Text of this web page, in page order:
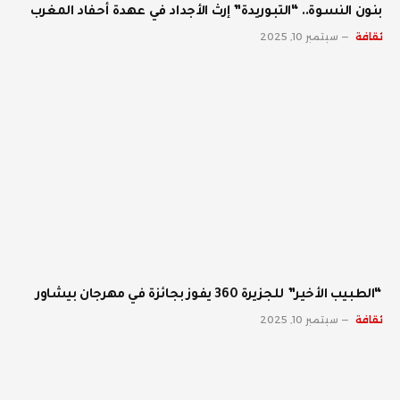
بنون النسوة.. “التبوريدة” إرث الأجداد في عهدة أحفاد المغرب
ثقافة سبتمبر 10, 2025
“الطبيب الأخير” للجزيرة 360 يفوز بجائزة في مهرجان بيشاور
ثقافة سبتمبر 10, 2025